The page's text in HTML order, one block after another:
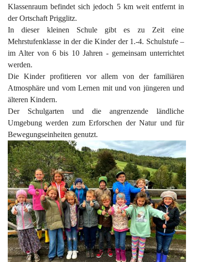
Klassenraum befindet sich jedoch 5 km weit entfernt in
der Ortschaft Prigglitz.
In dieser kleinen Schule gibt es zu Zeit eine
Mehrstufenklasse in der die Kinder der 1.-4. Schulstufe –
im Alter von 6 bis 10 Jahren - gemeinsam unterrichtet
werden.
Die Kinder profitieren vor allem von der familiären
Atmosphäre und vom Lernen mit und von jüngeren und
älteren Kindern.
Der Schulgarten und die angrenzende ländliche
Umgebung werden zum Erforschen der Natur und für
Bewegungseinheiten genutzt.